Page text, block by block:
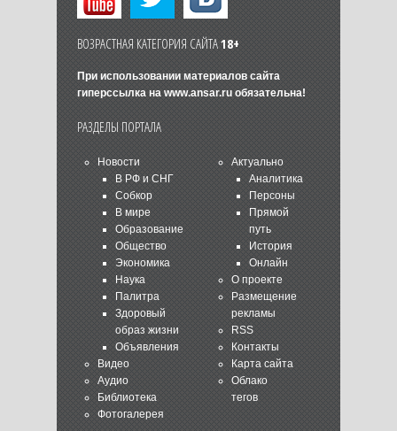
ВОЗРАСТНАЯ КАТЕГОРИЯ САЙТА18+
При использовании материалов сайта
гиперссылка на www.ansar.ruобязательна!
РАЗДЕЛЫ ПОРТАЛА
Новости
В РФ и СНГ
Собкор
В мире
Образование
Общество
Экономика
Наука
Палитра
Здоровый
образ жизни
Объявления
Видео
Аудио
Библиотека
Фотогалерея
Актуально
Аналитика
Персоны
Прямой
путь
История
Онлайн
О проекте
Размещение
рекламы
RSS
Контакты
Карта сайта
Облако
тегов